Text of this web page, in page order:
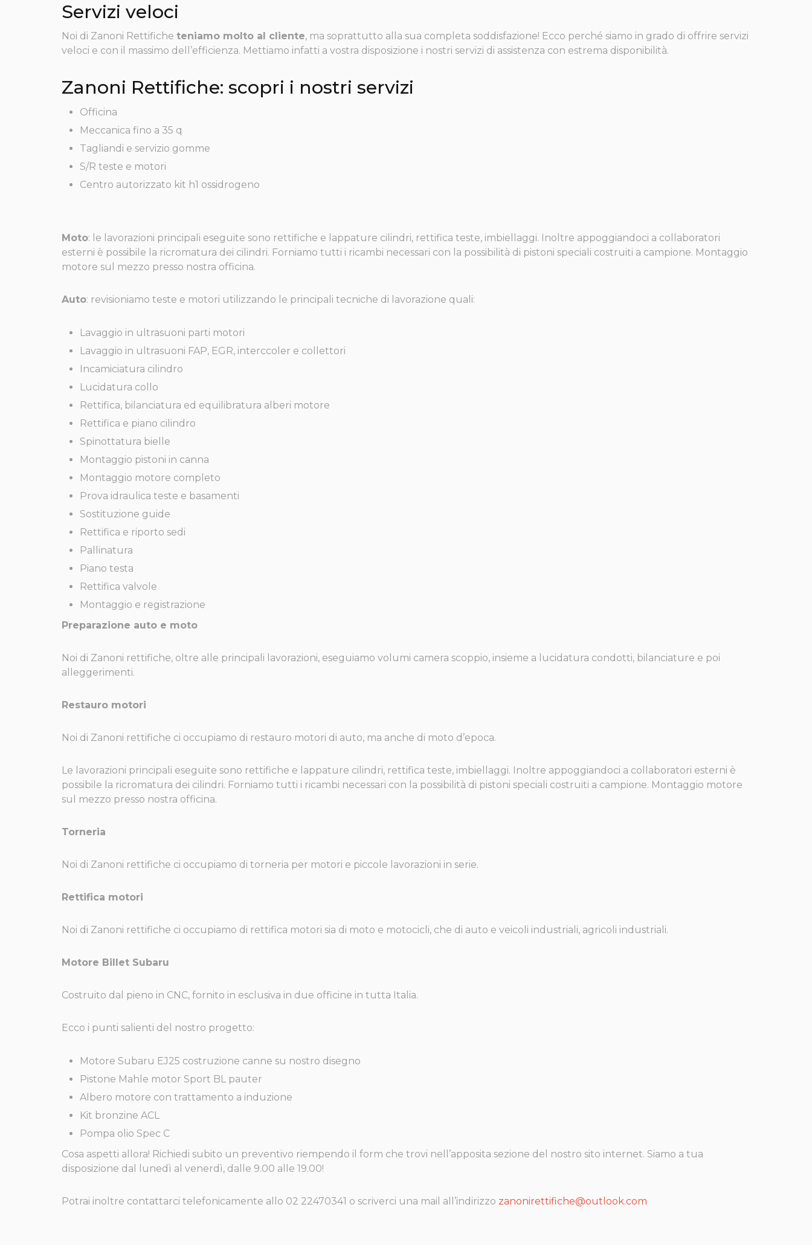
Servizi veloci
Noi di Zanoni Rettifiche teniamo molto al cliente, ma soprattutto alla sua completa soddisfazione! Ecco perché siamo in grado di offrire servizi
veloci e con il massimo dell’efficienza. Mettiamo infatti a vostra disposizione i nostri servizi di assistenza con estrema disponibilità.
Zanoni Rettifiche: scopri i nostri servizi
Officina
Meccanica fino a 35 q
Tagliandi e servizio gomme
S/R teste e motori
Centro autorizzato kit h1 ossidrogeno
Moto: le lavorazioni principali eseguite sono rettifiche e lappature cilindri, rettifica teste, imbiellaggi. Inoltre appoggiandoci a collaboratori
esterni è possibile la ricromatura dei cilindri. Forniamo tutti i ricambi necessari con la possibilità di pistoni speciali costruiti a campione. Montaggio
motore sul mezzo presso nostra officina.
Auto: revisioniamo teste e motori utilizzando le principali tecniche di lavorazione quali:
Lavaggio in ultrasuoni parti motori
Lavaggio in ultrasuoni FAP, EGR, interccoler e collettori
Incamiciatura cilindro
Lucidatura collo
Rettifica, bilanciatura ed equilibratura alberi motore
Rettifica e piano cilindro
Spinottatura bielle
Montaggio pistoni in canna
Montaggio motore completo
Prova idraulica teste e basamenti
Sostituzione guide
Rettifica e riporto sedi
Pallinatura
Piano testa
Rettifica valvole
Montaggio e registrazione
Preparazione auto e moto
Noi di Zanoni rettifiche, oltre alle principali lavorazioni, eseguiamo volumi camera scoppio, insieme a lucidatura condotti, bilanciature e poi
alleggerimenti.
Restauro motori
Noi di Zanoni rettifiche ci occupiamo di restauro motori di auto, ma anche di moto d’epoca.
Le lavorazioni principali eseguite sono rettifiche e lappature cilindri, rettifica teste, imbiellaggi. Inoltre appoggiandoci a collaboratori esterni è
possibile la ricromatura dei cilindri. Forniamo tutti i ricambi necessari con la possibilità di pistoni speciali costruiti a campione. Montaggio motore
sul mezzo presso nostra officina.
Torneria
Noi di Zanoni rettifiche ci occupiamo di torneria per motori e piccole lavorazioni in serie.
Rettifica motori
Noi di Zanoni rettifiche ci occupiamo di rettifica motori sia di moto e motocicli, che di auto e veicoli industriali, agricoli industriali.
Motore Billet Subaru
Costruito dal pieno in CNC, fornito in esclusiva in due officine in tutta Italia.
Ecco i punti salienti del nostro progetto:
Motore Subaru EJ25 costruzione canne su nostro disegno
Pistone Mahle motor Sport BL pauter
Albero motore con trattamento a induzione
Kit bronzine ACL
Pompa olio Spec C
Cosa aspetti allora! Richiedi subito un preventivo riempendo il form che trovi nell’apposita sezione del nostro sito internet. Siamo a tua
disposizione dal lunedì al venerdì, dalle 9.00 alle 19.00!
Potrai inoltre contattarci telefonicamente allo 02 22470341 o scriverci una mail all’indirizzo zanonirettifiche@outlook.com